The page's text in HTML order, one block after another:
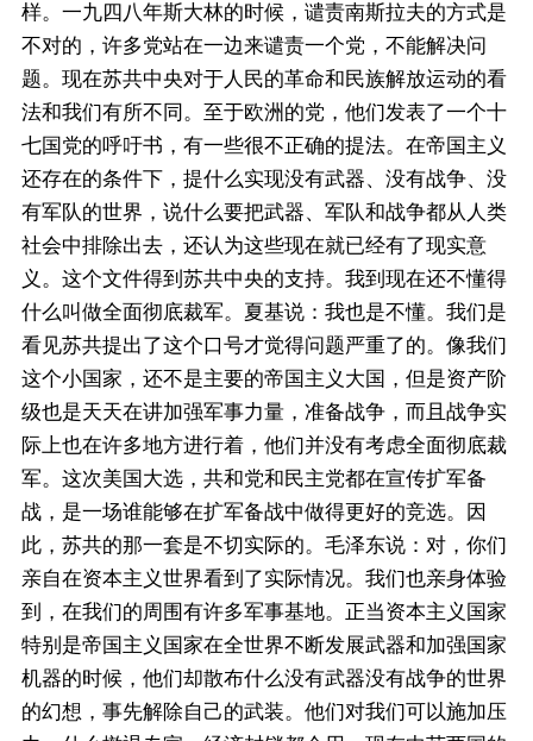
样。一九四八年斯大林的时候，谴责南斯拉夫的方式是
不对的，许多党站在一边来谴责一个党，不能解决问
题。现在苏共中央对于人民的革命和民族解放运动的看
法和我们有所不同。至于欧洲的党，他们发表了一个十
七国党的呼吁书，有一些很不正确的提法。在帝国主义
还存在的条件下，提什么实现没有武器、没有战争、没
有军队的世界，说什么要把武器、军队和战争都从人类
社会中排除出去，还认为这些现在就已经有了现实意
义。这个文件得到苏共中央的支持。我到现在还不懂得
什么叫做全面彻底裁军。夏基说：我也是不懂。我们是
看见苏共提出了这个口号才觉得问题严重了的。像我们
这个小国家，还不是主要的帝国主义大国，但是资产阶
级也是天天在讲加强军事力量，准备战争，而且战争实
际上也在许多地方进行着，他们并没有考虑全面彻底裁
军。这次美国大选，共和党和民主党都在宣传扩军备
战，是一场谁能够在扩军备战中做得更好的竞选。因
此，苏共的那一套是不切实际的。毛泽东说：对，你们
亲自在资本主义世界看到了实际情况。我们也亲身体验
到，在我们的周围有许多军事基地。正当资本主义国家
特别是帝国主义国家在全世界不断发展武器和加强国家
机器的时候，他们却散布什么没有武器没有战争的世界
的幻想，事先解除自己的武装。他们对我们可以施加压